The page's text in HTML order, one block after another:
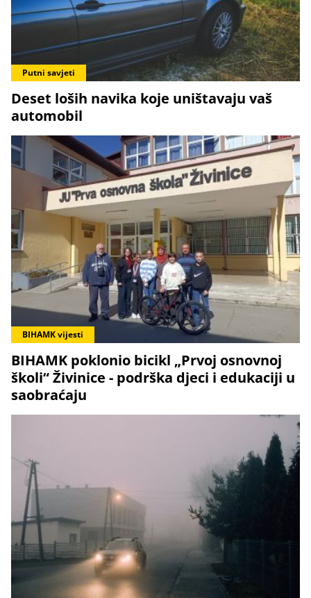
Putni savjeti
Deset loših navika koje uništavaju vaš
automobil
BIHAMK vijesti
BIHAMK poklonio bicikl „Prvoj osnovnoj
školi“ Živinice - podrška djeci i edukaciji u
saobraćaju